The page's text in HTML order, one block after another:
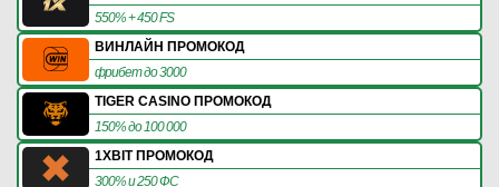
550% + 450 FS
ВИНЛАЙН ПРОМОКОД
фрибет до 3000
TIGER CASINO ПРОМОКОД
150% до 100 000
1XBIT ПРОМОКОД
300% и 250 ФС